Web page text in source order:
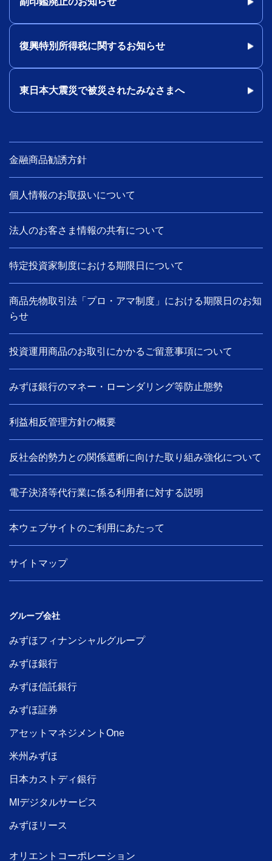
復興特別所得税に関するお知らせ
東日本大震災で被災されたみなさまへ
金融商品勧誘方針
個人情報のお取扱いについて
法人のお客さま情報の共有について
特定投資家制度における期限日について
商品先物取引法「プロ・アマ制度」における期限日のお知
らせ
投資運用商品のお取引にかかるご留意事項について
みずほ銀行のマネー・ローンダリング等防止態勢
利益相反管理方針の概要
反社会的勢力との関係遮断に向けた取り組み強化について
電子決済等代行業に係る利用者に対する説明
本ウェブサイトのご利用にあたって
サイトマップ
グループ会社
みずほフィナンシャルグループ
みずほ銀行
みずほ信託銀行
みずほ証券
アセットマネジメントOne
米州みずほ
日本カストディ銀行
MIデジタルサービス
みずほリース
オリエントコーポレーション